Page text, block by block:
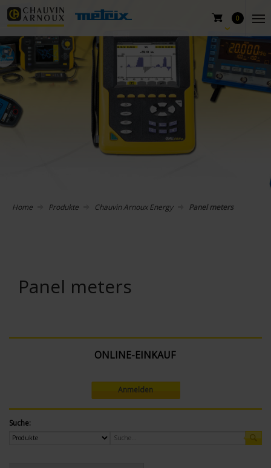
0
Home Produkte Chauvin Arnoux Energy Panel meters
Panel meters
ONLINE-EINKAUF
Anmelden
Suche: